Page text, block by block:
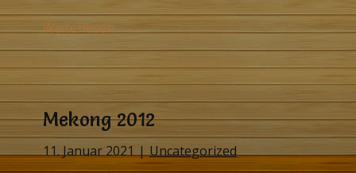
Weiterlesen
Mekong 2012
11. Januar 2021 Uncategorized